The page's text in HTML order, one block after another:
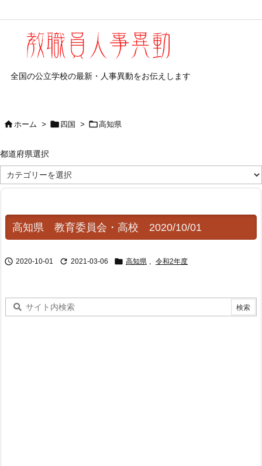
全国の公立学校の最新・人事異動をお伝えします
ホーム >  四国 > 高知県
都道府県選択
道
府
選
高知県 教育委員会・高校 2020/10/01
 2020-10-01  2021-03-06  高知県 , 令和2年度